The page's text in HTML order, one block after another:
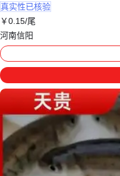
真实性已核验
￥0.15/尾
河南信阳